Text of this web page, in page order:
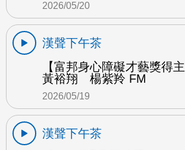
2026/05/20
漢聲下午茶
【富邦身心障礙才藝獎得
黃裕翔 楊紫羚 FM
2026/05/19
漢聲下午茶